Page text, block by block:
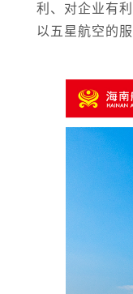
利、对企业有
以五星航空的